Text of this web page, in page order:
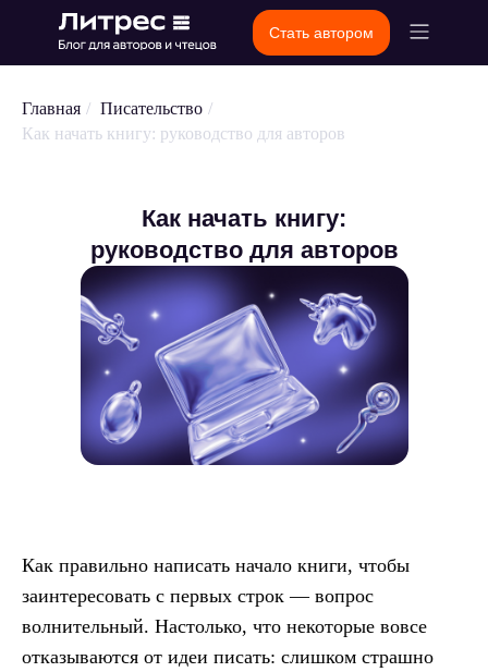
Стать автором
Главная / Писательство /
Как начать книгу: руководство для авторов
Как начать книгу:
руководство для авторов
Как правильно написать начало книги, чтобы
заинтересовать с первых строк — вопрос
волнительный. Настолько, что некоторые вовсе
отказываются от идеи писать: слишком страшно